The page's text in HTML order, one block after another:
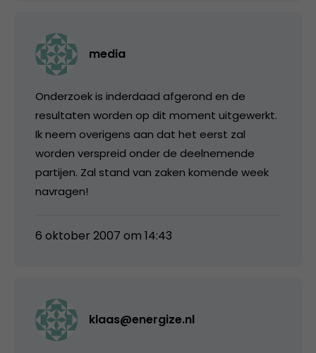
media
Onderzoek is inderdaad afgerond en de
resultaten worden op dit moment uitgewerkt.
Ik neem overigens aan dat het eerst zal
worden verspreid onder de deelnemende
partijen. Zal stand van zaken komende week
navragen!
6 oktober 2007 om 14:43
klaas@energize.nl